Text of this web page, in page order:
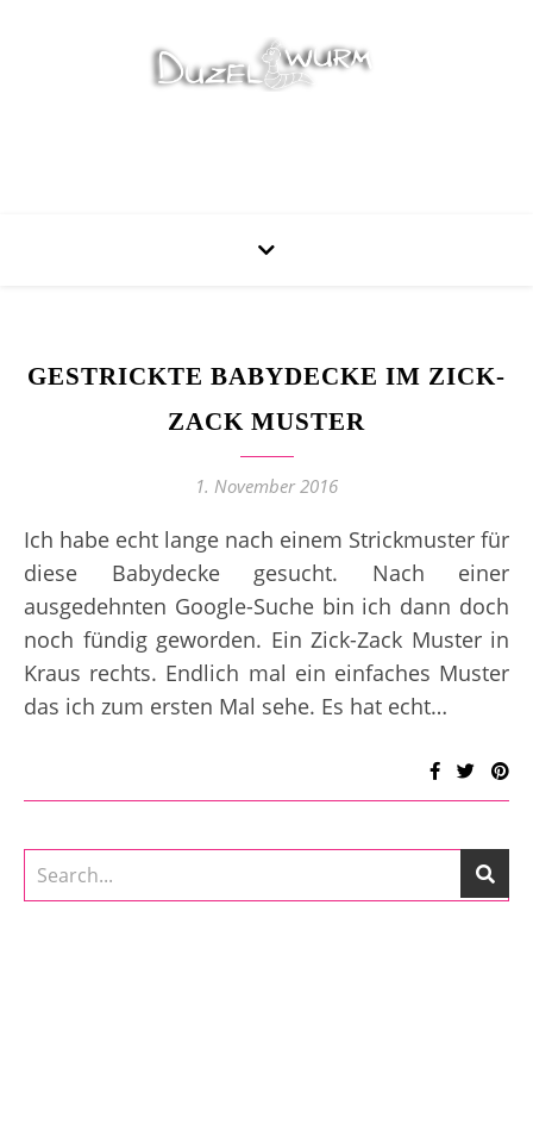
GESTRICKTE BABYDECKE IM ZICK-
ZACK MUSTER
1. November 2016
Ich habe echt lange nach einem Strickmuster für
diese Babydecke gesucht. Nach einer
ausgedehnten Google-Suche bin ich dann doch
noch fündig geworden. Ein Zick-Zack Muster in
Kraus rechts. Endlich mal ein einfaches Muster
das ich zum ersten Mal sehe. Es hat echt…